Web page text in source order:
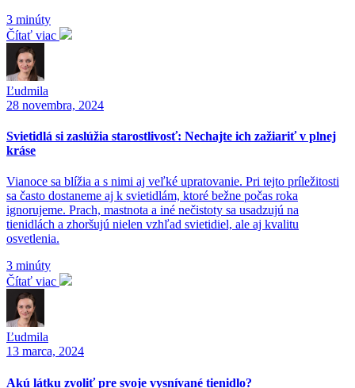
3 minúty
Čítať viac
Ľudmila
28 novembra, 2024
Svietidlá si zaslúžia starostlivosť: Nechajte ich zažiariť v plnej
kráse
Vianoce sa blížia a s nimi aj veľké upratovanie. Pri tejto príležitosti
sa často dostaneme aj k svietidlám, ktoré bežne počas roka
ignorujeme. Prach, mastnota a iné nečistoty sa usadzujú na
tienidlách a zhoršujú nielen vzhľad svietidiel, ale aj kvalitu
osvetlenia.
3 minúty
Čítať viac
Ľudmila
13 marca, 2024
Akú látku zvoliť pre svoje vysnívané tienidlo?